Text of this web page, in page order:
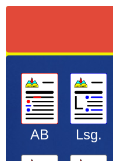
AB Lsg.